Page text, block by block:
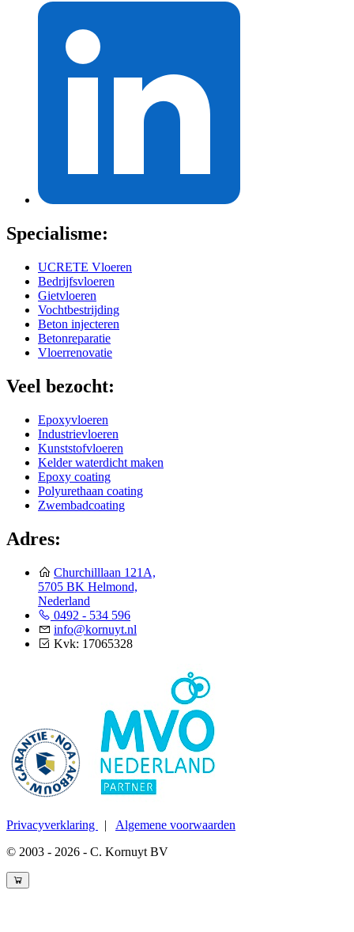
Specialisme:
UCRETE Vloeren
Bedrijfsvloeren
Gietvloeren
Vochtbestrijding
Beton injecteren
Betonreparatie
Vloerrenovatie
Veel bezocht:
Epoxyvloeren
Industrievloeren
Kunststofvloeren
Kelder waterdicht maken
Epoxy coating
Polyurethaan coating
Zwembadcoating
Adres:
Churchilllaan 121A,
5705 BK Helmond,
Nederland
0492 - 534 596
info@kornuyt.nl
Kvk: 17065328
Privacyverklaring | Algemene voorwaarden
© 2003 - 2026 - C. Kornuyt BV